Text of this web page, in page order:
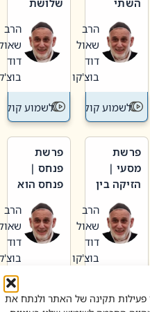
תקינה של האתר ולנתח את
וערב של
חיינו
הרב
שאול
דוד
בוצ'קו
לשמוע קול תורה – מדרש
האבות
הרב
שאול
דוד
בוצ'קו
לשמוע קול
פרשת
מסעי |
הזיקה בין
הגדול לעם הרב
שאול
דוד
בוצ'קו
לשמוע קול תורה – מדרש
פרשת
פנחס |
פנחס הוא
אליהו: בין
קנאות
הורסת
לקנאות
בונה
הרב
שאול
דוד
בוצ'קו
לשמוע קול